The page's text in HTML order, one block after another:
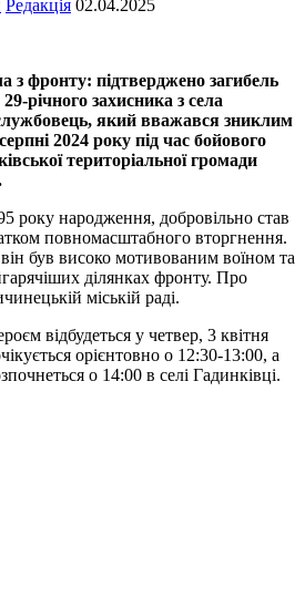
Редакція 02.04.2025
з фронту: підтверджено загибель
річного захисника з села
який вважався зниклим
2024 року під час бойового
територіальної громади
народження, добровільно став
повномасштабного вторгнення.
був високо мотивованим воїном та
ділянках фронту. Про
міській раді.
відбудеться у четвер, 3 квітня
орієнтовно о 12:30-13:00, а
о 14:00 в селі Гадинківці.